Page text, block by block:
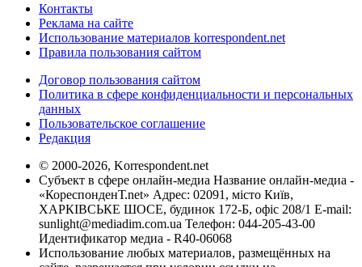
Контакты
Реклама на сайте
Использование материалов korrespondent.net
Правила пользования сайтом
Договор пользования сайтом
Политика в сфере конфиденциальности и персональных
данных
Пользовательское соглашение
Редакция
© 2000-2026, Korrespondent.net
Субъект в сфере онлайн-медиа Название онлайн-медиа -
«КореспонденТ.net» Адрес: 02091, місто Київ,
ХАРКІВСЬКЕ ШОСЕ, будинок 172-Б, офіс 208/1 E-mail:
sunlight@mediadim.com.ua Телефон: 044-205-43-00
Идентификатор медиа - R40-06068
Использование любых материалов, размещённых на